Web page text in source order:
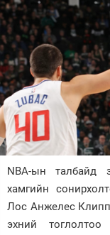
Улс төр
Эдийн засаг
Үзэл бодол
Спорт
Нийгэм
Дэлхий
Зурхай
NBA-ын талбайд
хамгийн
Лос Анжелес
эхний